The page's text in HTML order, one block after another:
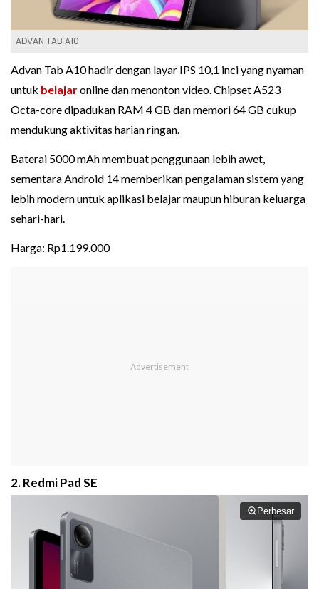
ADVAN TAB A10
Advan Tab A10 hadir dengan layar IPS 10,1 inci yang nyaman
untuk belajaronline dan menonton video. Chipset A523
Octa-core dipadukan RAM 4 GB dan memori 64 GB cukup
mendukung aktivitas harian ringan.
Baterai 5000 mAh membuat penggunaan lebih awet,
sementara Android 14 memberikan pengalaman sistem yang
lebih modern untuk aplikasi belajar maupun hiburan keluarga
sehari-hari.
Harga: Rp1.199.000
2. Redmi Pad SE
Perbesar